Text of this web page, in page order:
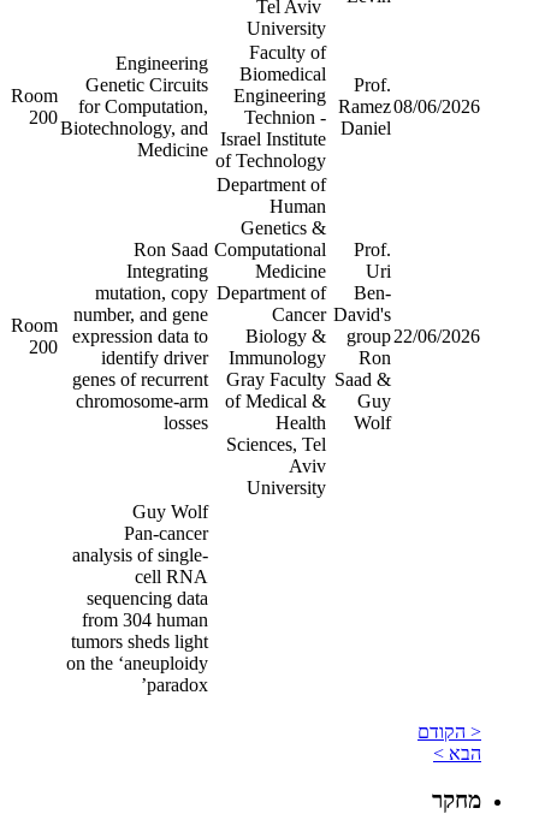
Tel Aviv
University
08/06/2026
Prof.
Ramez
Daniel
Faculty of
Biomedical
Engineering
Technion -
Israel Institute
of Technology
Engineering
Genetic Circuits
for Computation,
Biotechnology, and
Medicine
Room
200
22/06/2026
Prof.
Uri
Ben-
David's
group
Ron
Saad &
Guy
Wolf
Department of
Human
Genetics &
Computational
Medicine
Department of
Cancer
Biology &
Immunology
Gray Faculty
of Medical &
Health
Sciences, Tel
Aviv
University
Ron Saad
Integrating
mutation, copy
number, and gene
expression data to
identify driver
genes of recurrent
chromosome-arm
losses
Room
200
Guy Wolf
Pan-cancer
analysis of single-
cell RNA
sequencing data
from 304 human
tumors sheds light
on the ‘aneuploidy
paradox’
< הקודם
הבא >
מחקר